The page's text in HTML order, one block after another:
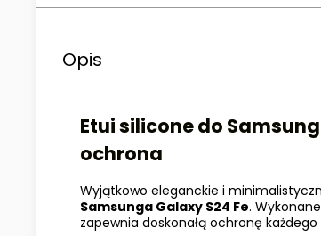
Opis
Etui silicone do
ochrona
Wyjątkowo eleganckie i
Samsunga Galaxy S24 Fe.
zapewnia doskonałą ochronę